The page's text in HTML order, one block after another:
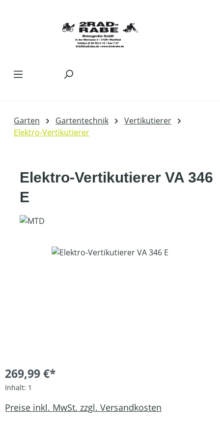
Garten Gartentechnik
Vertikutierer
Elektro-Vertikutierer
Elektro-Vertikutierer VA 346
E
Bildergalerie überspringen
269,99 €*
Inhalt: 1
Preise inkl. MwSt. zzgl. Versandkosten